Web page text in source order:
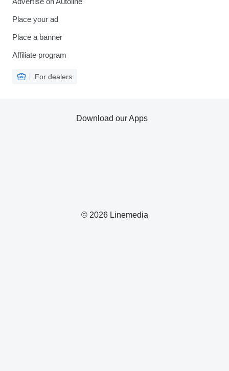
Place your ad
Place a banner
Affiliate program
For dealers
© 2026 Linemedia
Download our Apps